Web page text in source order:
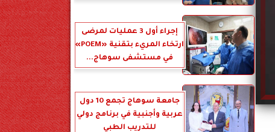
إجراء أول 3 عمليات لمرضى
ارتخاء المريء بتقنية «POEM»
في مستشفى سوهاج...
جامعة سوهاج تجمع 10 دول
عربية وأجنبية في برنامج دولي
للتدريب الطبي